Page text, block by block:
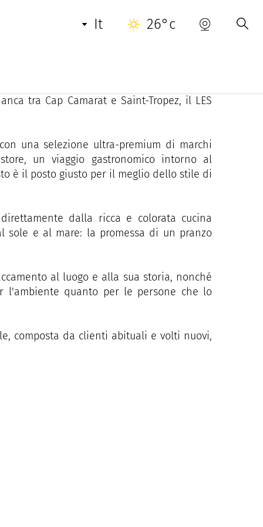
it 26°c
tra Cap Camarat e Saint-Tropez, il LES
una selezione ultra-premium di marchi
un viaggio gastronomico intorno al
è il posto giusto per il meglio dello stile di
dalla ricca e colorata cucina
sole e al mare: la promessa di un pranzo
al luogo e alla sua storia, nonché
l'ambiente quanto per le persone che lo
composta da clienti abituali e volti nuovi,